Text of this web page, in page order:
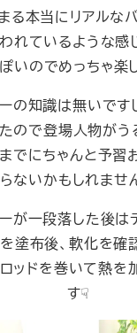
る本当にリアルな
れているような感
いのでめっちゃ楽
の知識は無いです
ので登場人物がう
でにちゃんと予習
ないかもしれませ
が一段落した後は
塗布後、軟化を確
ッドを巻いて熱を
す☟